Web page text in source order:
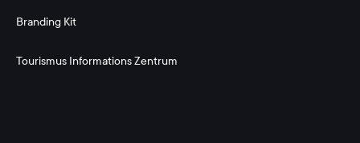
Branding Kit
Tourismus Informations Zentrum